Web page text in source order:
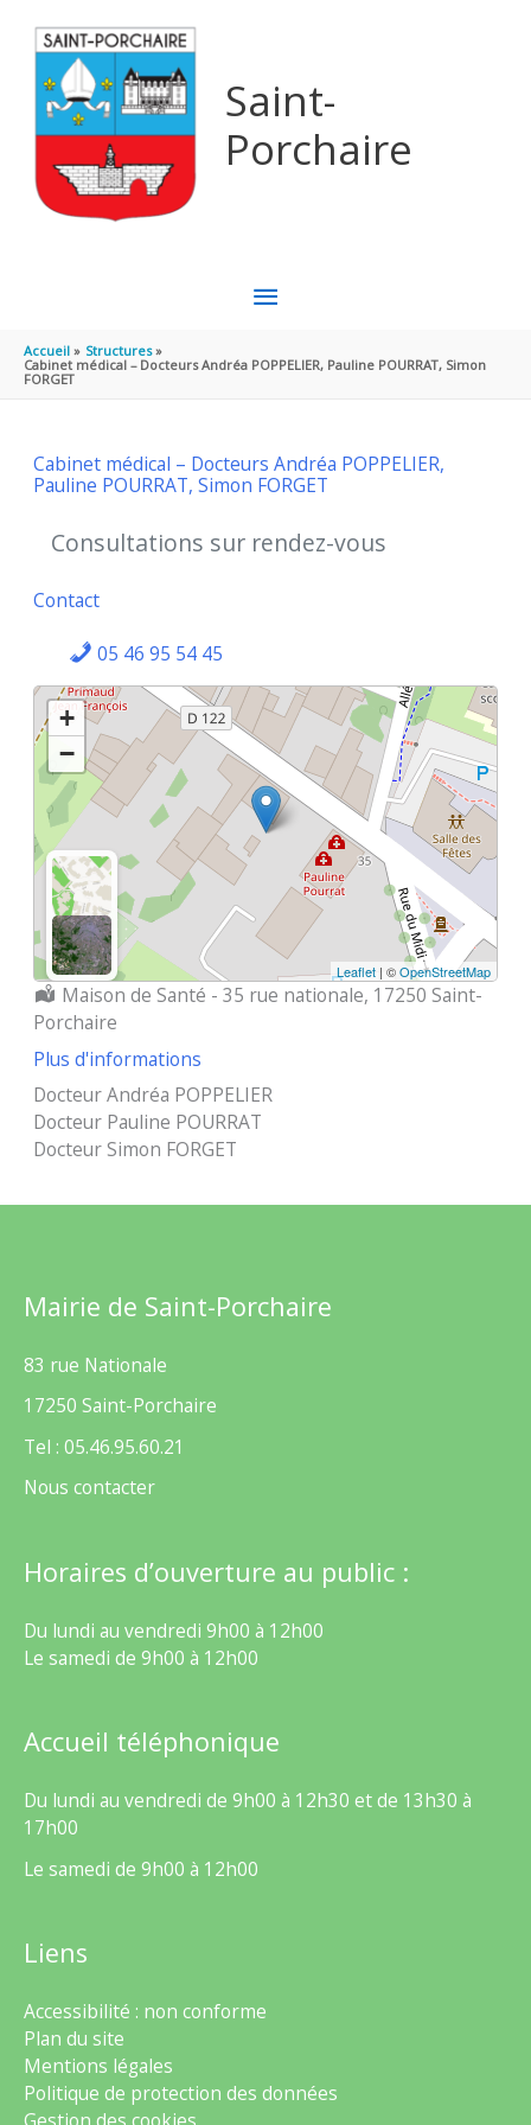
Saint-
Porchaire
MENU
PRINCIPAL
Accueil
Structures
Cabinet médical – Docteurs Andréa POPPELIER, Pauline POURRAT, Simon
FORGET
Cabinet médical – Docteurs Andréa POPPELIER,
Pauline POURRAT, Simon FORGET
Consultations sur rendez-vous
Contact
05 46 95 54 45
+
−
Leaflet | ©OpenStreetMap
Localisation :
Maison de Santé - 35 rue nationale, 17250 Saint-
Porchaire
Plus d'informations
Docteur Andréa POPPELIER
Docteur Pauline POURRAT
Docteur Simon FORGET
Mairie de Saint-Porchaire
83 rue Nationale
17250 Saint-Porchaire
Tel : 05.46.95.60.21
Nous contacter
Horaires d’ouverture au public :
Du lundi au vendredi 9h00 à 12h00
Le samedi de 9h00 à 12h00
Accueil téléphonique
Du lundi au vendredi de 9h00 à 12h30 et de 13h30 à
17h00
Le samedi de 9h00 à 12h00
Liens
Accessibilité : non conforme
Plan du site
Mentions légales
Politique de protection des données